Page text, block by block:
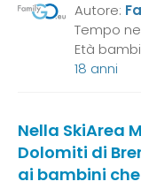
Autore:
Tempo
Età
18 anni
Nella SkiArea
Dolomiti di
ai bambini